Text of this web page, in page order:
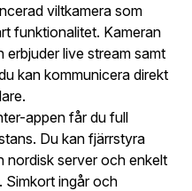
viltkamera som
funktionalitet. Kameran
live stream samt
kan kommunicera direkt
appen får du full
Du kan fjärrstyra
nordisk server och enkelt
Simkort ingår och
enklare
Med ett eget
utcheckning,
och sparade
sparas enligt